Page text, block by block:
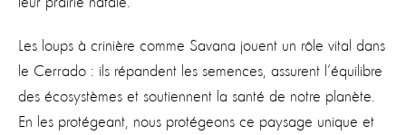
Les loups à crinière comme Savana jouent un rôle vital dans
le Cerrado : ils répandent les semences, assurent l’équilibre
des écosystèmes et soutiennent la santé de notre planète.
En les protégeant, nous protégeons ce paysage unique et